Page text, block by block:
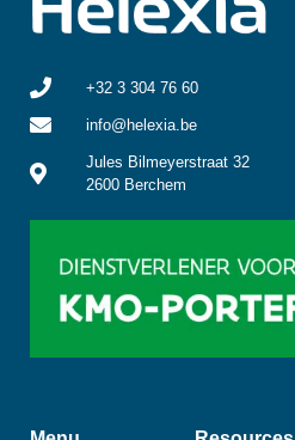
+32 3 304 76 60
info@helexia.be
Jules Bilmeyerstraat 32
2600 Berchem